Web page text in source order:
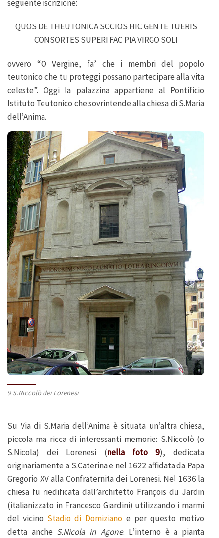
seguente iscrizione:
QUOS DE THEUTONICA SOCIOS HIC GENTE TUERIS
CONSORTES SUPERI FAC PIA VIRGO SOLI
ovvero “O Vergine, fa’ che i membri del popolo
teutonico che tu proteggi possano partecipare alla vita
celeste”. Oggi la palazzina appartiene al Pontificio
Istituto Teutonico che sovrintende alla chiesa di S.Maria
dell’Anima.
9 S.Niccolò dei Lorenesi
Su Via di S.Maria dell’Anima è situata un’altra chiesa,
piccola ma ricca di interessanti memorie: S.Niccolò (o
S.Nicola) dei Lorenesi (nella foto 9), dedicata
originariamente a S.Caterina e nel 1622 affidata da Papa
Gregorio XV alla Confraternita dei Lorenesi. Nel 1636 la
chiesa fu riedificata dall’architetto François du Jardin
(italianizzato in Francesco Giardini) utilizzando i marmi
del vicino Stadio di Domiziano e per questo motivo
detta anche S.Nicola in Agone. L’interno è a pianta